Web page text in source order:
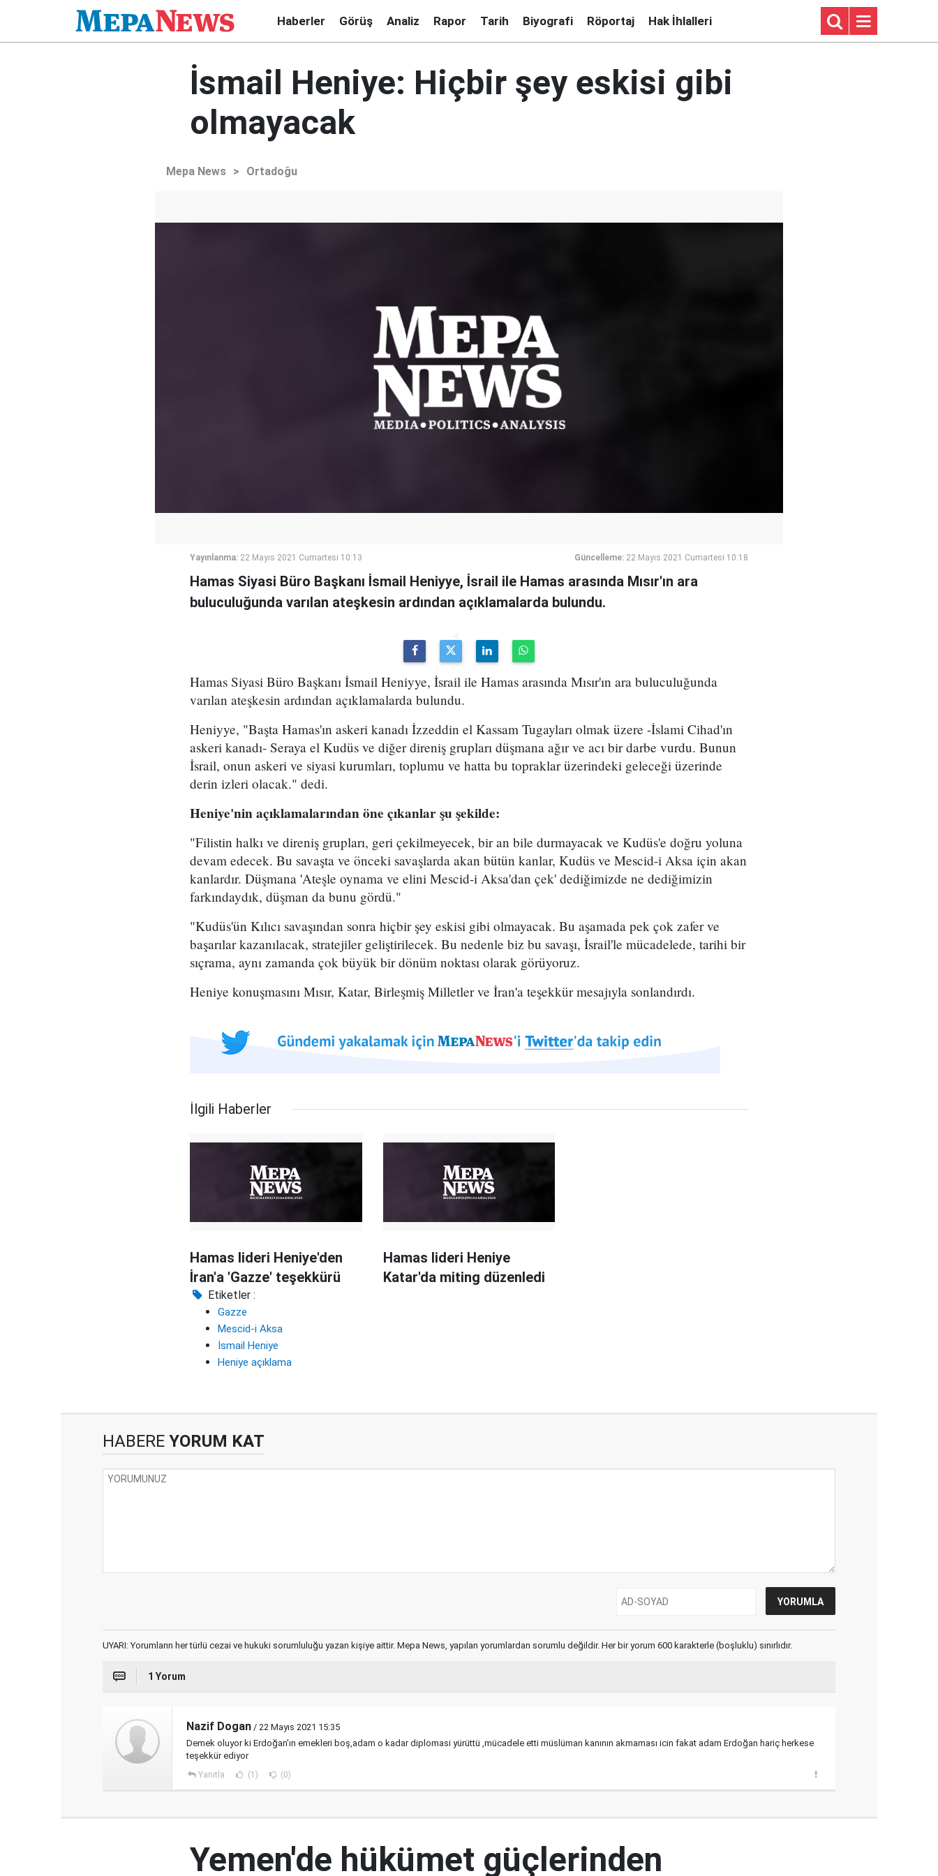
Haberler Görüş Analiz Rapor Tarih Biyografi Röportaj Hak İhlalleri
İsmail Heniye: Hiçbir şey eskisi gibi
olmayacak
Mepa News > Ortadoğu
Yayınlanma: 22 Mayıs 2021 Cumartesi 10:13 Güncelleme: 22 Mayıs 2021 Cumartesi 10:18
Hamas Siyasi Büro Başkanı İsmail Heniyye, İsrail ile Hamas arasında Mısır'ın ara
buluculuğunda varılan ateşkesin ardından açıklamalarda bulundu.
Hamas Siyasi Büro Başkanı İsmail Heniyye, İsrail ile Hamas arasında Mısır'ın ara buluculuğunda
varılan ateşkesin ardından açıklamalarda bulundu.
Heniyye, "Başta Hamas'ın askeri kanadı İzzeddin el Kassam Tugayları olmak üzere -İslami Cihad'ın
askeri kanadı- Seraya el Kudüs ve diğer direniş grupları düşmana ağır ve acı bir darbe vurdu. Bunun
İsrail, onun askeri ve siyasi kurumları, toplumu ve hatta bu topraklar üzerindeki geleceği üzerinde
derin izleri olacak." dedi.
Heniye'nin açıklamalarından öne çıkanlar şu şekilde:
"Filistin halkı ve direniş grupları, geri çekilmeyecek, bir an bile durmayacak ve Kudüs'e doğru yoluna
devam edecek. Bu savaşta ve önceki savaşlarda akan bütün kanlar, Kudüs ve Mescid-i Aksa için akan
kanlardır. Düşmana 'Ateşle oynama ve elini Mescid-i Aksa'dan çek' dediğimizde ne dediğimizin
farkındaydık, düşman da bunu gördü."
"Kudüs'ün Kılıcı savaşından sonra hiçbir şey eskisi gibi olmayacak. Bu aşamada pek çok zafer ve
başarılar kazanılacak, stratejiler geliştirilecek. Bu nedenle biz bu savaşı, İsrail'le mücadelede, tarihi bir
sıçrama, aynı zamanda çok büyük bir dönüm noktası olarak görüyoruz.
Heniye konuşmasını Mısır, Katar, Birleşmiş Milletler ve İran'a teşekkür mesajıyla sonlandırdı.
İlgili Haberler
Hamas lideri Heniye'den
İran'a 'Gazze' teşekkürü
Hamas lideri Heniye
Katar'da miting düzenledi
Etiketler :
Gazze
Mescid-i Aksa
İsmail Heniye
Heniye açıklama
HABERE YORUM KAT
UYARI: Yorumların her türlü cezai ve hukuki sorumluluğu yazan kişiye aittir. Mepa News, yapılan yorumlardan sorumlu değildir. Her bir yorum 600 karakterle (boşluklu) sınırlıdır.
1 Yorum
Nazif Dogan / 22 Mayıs 2021 15:35
Demek oluyor ki Erdoğan'ın emekleri boş,adam o kadar diplomasi yürüttü ,mücadele etti müslüman kanının akmaması icin fakat adam Erdoğan hariç herkese
teşekkür ediyor
Yanıtla (1) (0)
Yemen'de hükümet güçlerinden